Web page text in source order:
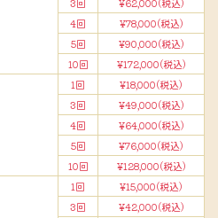
4回
¥78,000(税込)
5回
¥90,000(税込)
10回
¥172,000(税込)
1回
¥18,000(税込)
3回
¥49,000(税込)
4回
¥64,000(税込)
5回
¥76,000(税込)
10回
¥128,000(税込)
1回
¥15,000(税込)
3回
¥42,000(税込)